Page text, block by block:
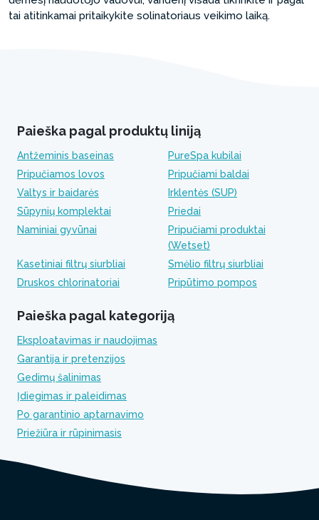
tai atitinkamai pritaikykite solinatoriaus veikimo laiką.
Paieška pagal produktų liniją
Antžeminis baseinas
PureSpa kubilai
Pripučiamos lovos
Pripučiami baldai
Valtys ir baidarės
Irklentės (SUP)
Sūpynių komplektai
Priedai
Naminiai gyvūnai
Pripučiami produktai
(Wetset)
Kasetiniai filtrų siurbliai
Smėlio filtrų siurbliai
Druskos chlorinatoriai
Pripūtimo pompos
Paieška pagal kategoriją
Eksploatavimas ir naudojimas
Garantija ir pretenzijos
Gedimų šalinimas
Įdiegimas ir paleidimas
Po garantinio aptarnavimo
Priežiūra ir rūpinimasis